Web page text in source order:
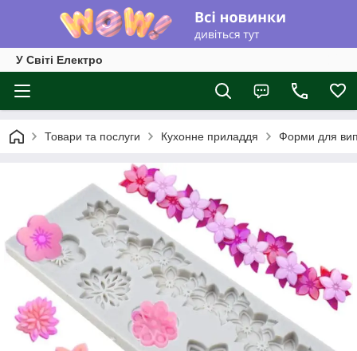
У Світі Електро
Товари та послуги Кухонне приладдя Форми для